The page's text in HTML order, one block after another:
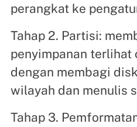
perangkat ke
Tahap 2. Partisi:
penyimpanan terlihat
dengan membagi
wilayah dan menulis
Tahap 3.